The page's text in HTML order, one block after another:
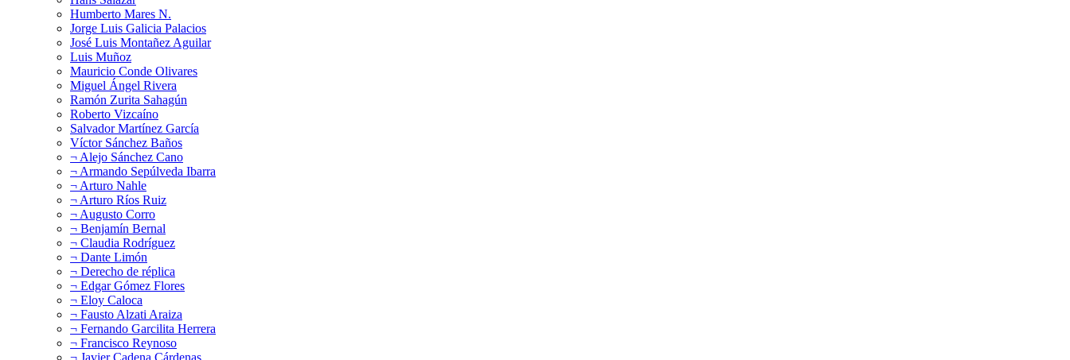
Humberto Mares N.
Jorge Luis Galicia Palacios
José Luis Montañez Aguilar
Luis Muñoz
Mauricio Conde Olivares
Miguel Ángel Rivera
Ramón Zurita Sahagún
Roberto Vizcaíno
Salvador Martínez García
Víctor Sánchez Baños
¬ Alejo Sánchez Cano
¬ Armando Sepúlveda Ibarra
¬ Arturo Nahle
¬ Arturo Ríos Ruiz
¬ Augusto Corro
¬ Benjamín Bernal
¬ Claudia Rodríguez
¬ Dante Limón
¬ Derecho de réplica
¬ Edgar Gómez Flores
¬ Eloy Caloca
¬ Fausto Alzati Araiza
¬ Fernando Garcilita Herrera
¬ Francisco Reynoso
¬ Javier Cadena Cárdenas